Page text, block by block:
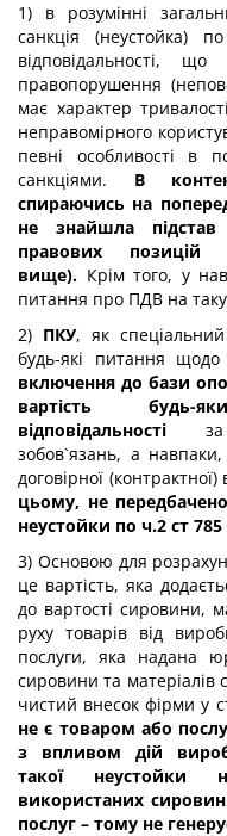
1) в розумінні
санкція (неустойка)
відповідальності,
правопорушення
має характер
неправомірного
певні особливості в
санкціями. В
спираючись на
не знайшла підстав
правових позицій
вище). Крім того, у
питання про ПДВ на
2) ПКУ, як
будь-які питання
включення до бази
вартість будь-
відповідальності за
зобов`язань, а
договірної
цьому, не
неустойки по ч.2 ст
3) Основою для
це вартість, яка
до вартості сировини,
руху товарів від
послуги, яка надана
сировини та
чистий внесок фірми у
не є товаром або
з впливом дій
такої неустойки
використаних
послуг – тому не